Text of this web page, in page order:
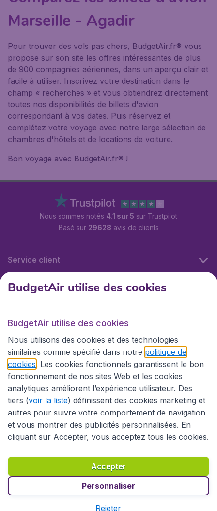
Marseille - Agadir
Pour trouver des vols pas chers, BudgetAir.fr® vous
propose sur son site les offres intéressantes de plus
de 900 compagnies aériennes, dans un aperçu clair et
facile à utiliser. Inscrivez votre destination dans le
champ « recherches » et vous obtiendrez directement
toutes nos disponibilités de billets d'avion
correspondant à vos dates. Puis réservez et
complétez votre voyage avec notre large sélection de
chambres d'hôtels et de locations de voiture.
Bon voyage avec BudgetAir.fr® !
Nous sommes notés 4.1 sur 5 sur Trustpilot
Basé sur 29628 avis de clients
Service client
BudgetAir.fr
Sites internationaux
Déclaration d’accessibilité
Conditions générales
Déclaration de confidentialité
Droits d’auteur © 2026
BudgetAir utilise des cookies
BudgetAir utilise des cookies
Nous utilisons des cookies et des technologies
similaires comme spécifié dans notre politique de
cookies . Les cookies fonctionnels garantissent le bon
fonctionnement de nos sites Web et les cookies
analytiques améliorent l’expérience utilisateur. Des
tiers (voir la liste) définissent des cookies marketing et
autres pour suivre votre comportement de navigation
et vous montrer des publicités personnalisées. En
cliquant sur Accepter, vous acceptez tous les cookies.
Accepter
Personnaliser
Rejeter